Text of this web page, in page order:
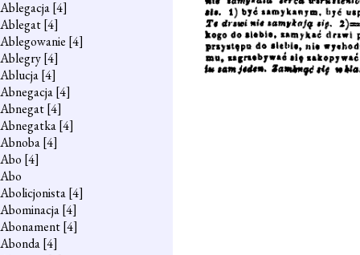
Ablegacja[4]
Ablegat[4]
Ablegowanie [4]
Ablegry[4]
Ablucja[4]
Abnegacja[4]
Abnegat[4]
Abnegatka[4]
Abnoba[4]
Abo [4]
Abo
Abolicjonista[4]
Abominacja[4]
Abonament[4]
Abonda[4]